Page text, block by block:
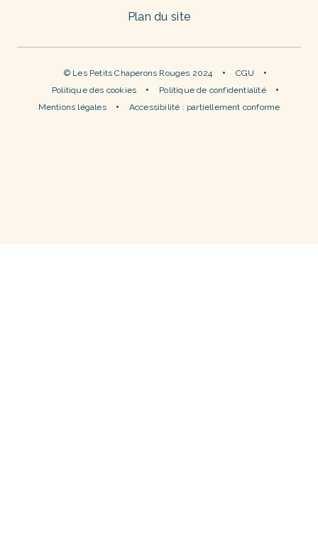
Plan du site
© Les Petits Chaperons Rouges 2024
CGU
Politique des cookies
Politique de confidentialité
Mentions légales
Accessibilité : partiellement conforme